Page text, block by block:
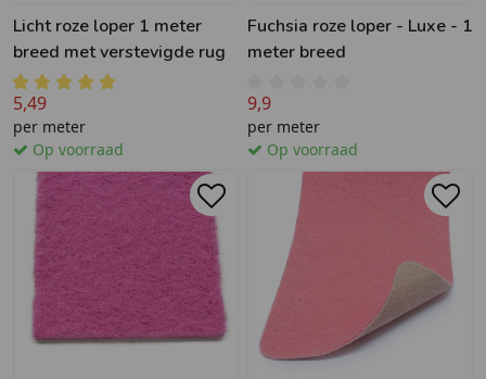
Licht roze loper 1 meter
breed met verstevigde rug
5,49
per meter
Op voorraad
Fuchsia roze loper - Luxe - 1
meter breed
9,9
per meter
Op voorraad